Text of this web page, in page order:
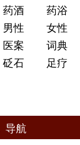
药酒
药浴
男性
女性
医案
词典
砭石 足疗
导航